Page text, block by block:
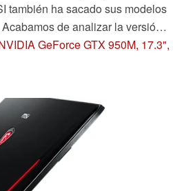
también ha sacado sus modelos
de analizar la versión
en el modelo de 17".
impresiones.
GeForce GTX 950M, 17.3",